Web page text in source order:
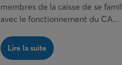
membres de la caisse de se
avec le fonctionnement du CA...
Lire la suite